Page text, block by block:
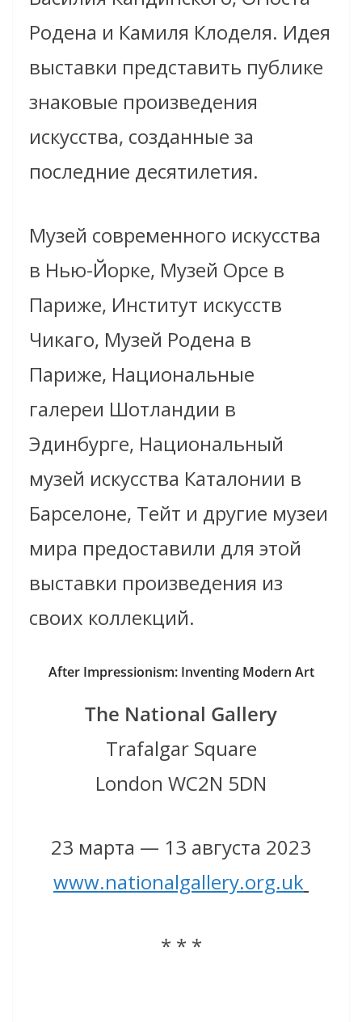
Родена и Камиля Клоделя. Идея
выставки представить публике
знаковые произведения
искусства, созданные за
последние десятилетия.
Музей современного искусства
в Нью-Йорке, Музей Орсе в
Париже, Институт искусств
Чикаго, Музей Родена в
Париже, Национальные
галереи Шотландии в
Эдинбурге, Национальный
музей искусства Каталонии в
Барселоне, Тейт и другие музеи
мира предоставили для этой
выставки произведения из
своих коллекций.
After Impressionism: Inventing Modern Art
The National Gallery
Trafalgar Square
London WC2N 5DN
23 марта — 13 августа 2023
www.nationalgallery.org.uk
* * *